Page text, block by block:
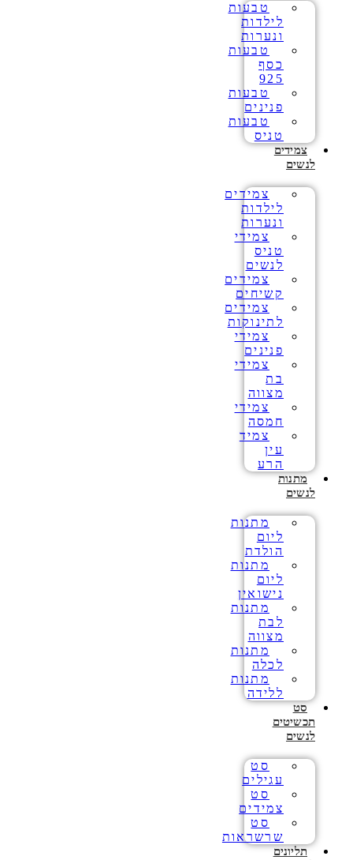
טבעות
לילדות
ונערות
טבעות
כסף
925
טבעות
פנינים
טבעות
טניס
צמידים
לנשים
צמידים
לילדות
ונערות
צמידי
טניס
לנשים
צמידים
קשיחים
צמידים
לתינוקות
צמידי
פנינים
צמידי
בת
מצווה
צמידי
חמסה
צמיד
עין
הרע
מתנות
לנשים
מתנות
ליום
הולדת
מתנות
ליום
נישואין
מתנות
לבת
מצווה
מתנות
לכלה
מתנות
ללידה
סט
תכשיטים
לנשים
סט
עגילים
סט
צמידים
סט
שרשראות
תליונים